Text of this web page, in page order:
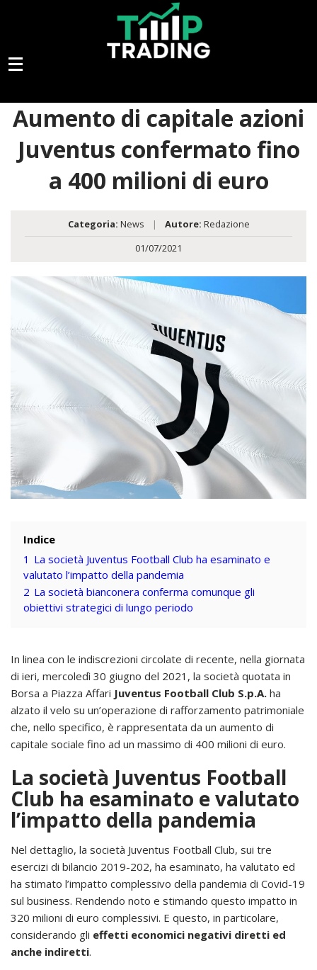
Aumento di capitale azioni
Juventus confermato fino
a 400 milioni di euro
Categoria: News | Autore: Redazione
01/07/2021
Indice
1 La società Juventus Football Club ha esaminato e
valutato l’impatto della pandemia
2 La società bianconera conferma comunque gli
obiettivi strategici di lungo periodo
In linea con le indiscrezioni circolate di recente, nella giornata
di ieri, mercoledì 30 giugno del 2021, la società quotata in
Borsa a Piazza Affari Juventus Football Club S.p.A. ha
alzato il velo su un’operazione di rafforzamento patrimoniale
che, nello specifico, è rappresentata da un aumento di
capitale sociale fino ad un massimo di 400 milioni di euro.
La società Juventus Football
Club ha esaminato e valutato
l’impatto della pandemia
Nel dettaglio, la società Juventus Football Club, sui tre
esercizi di bilancio 2019-202, ha esaminato, ha valutato ed
ha stimato l’impatto complessivo della pandemia di Covid-19
sul business. Rendendo noto e stimando questo impatto in
320 milioni di euro complessivi. E questo, in particolare,
considerando gli effetti economici negativi diretti ed
anche indiretti.